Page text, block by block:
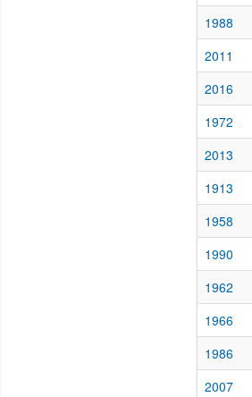
1988
2011
2016
1972
2013
1913
1958
1990
1962
1966
1986
2007